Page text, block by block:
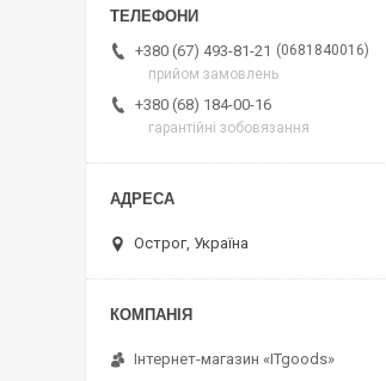
+380 (67) 493-81-21
0681840016
прийом замовлень
+380 (68) 184-00-16
гарантійні зобовязання
Острог, Україна
Інтернет-магазин «ITgoods»